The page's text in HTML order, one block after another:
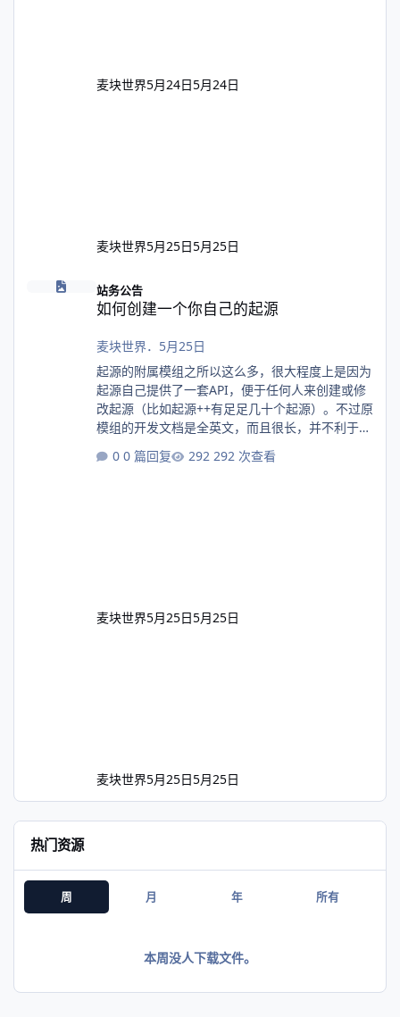
麦块世界5月24日5月24日
麦块世界5月25日5月25日
如何创建一个你自己的起源
站务公告
如何创建一个你自己的起源
麦块世界． 5月25日
起源的附属模组之所以这么多，很大程度上是因为
起源自己提供了一套API，便于任何人来创建或修
改起源（比如起源++有足足几十个起源）。不过原
模组的开发文档是全英文，而且很长，并不利于国
内玩家开发。基于此，我决定动笔写一份比较通俗
易懂的入门教程，希望能够帮助大家了解创建一个
强烈推荐大家使用微软开发的VS Code，并在扩展
0 篇回复 292 次查看
麦块世界5月25日5月25日
麦块世界5月25日5月25日
热门资源
周 月 年 所有
本周没人下载文件。